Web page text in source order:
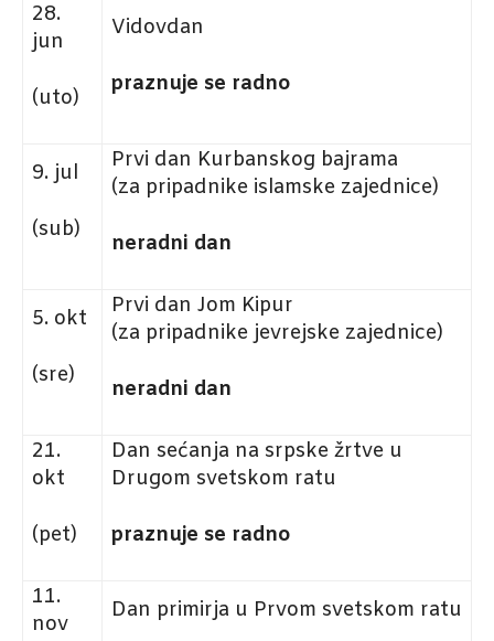
28.
jun
(uto)
Vidovdan
praznuje se radno
9. jul
(sub)
Prvi dan Kurbanskog bajrama
(za pripadnike islamske zajednice)
neradni dan
5. okt
(sre)
Prvi dan Jom Kipur
(za pripadnike jevrejske zajednice)
neradni dan
21.
okt
(pet)
Dan sećanja na srpske žrtve u
Drugom svetskom ratu
praznuje se radno
11.
nov
Dan primirja u Prvom svetskom ratu